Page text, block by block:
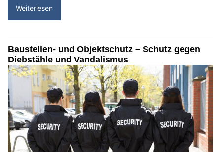
Weiterlesen
Baustellen- und Objektschutz – Schutz gegen
Diebstähle und Vandalismus